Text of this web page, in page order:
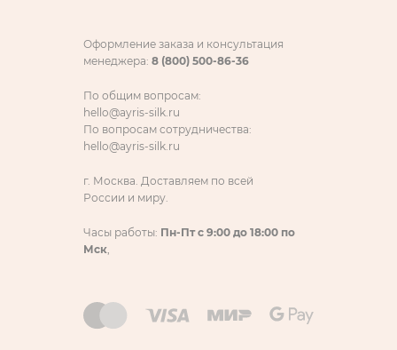
Оформление заказа и консультация
менеджера: 8 (800) 500-86-36
По общим вопросам:
hello@ayris-silk.ru
По вопросам сотрудничества:
hello@ayris-silk.ru
г. Москва. Доставляем по всей
России и миру.
Часы работы: Пн-Пт с 9:00 до 18:00 по
Мск